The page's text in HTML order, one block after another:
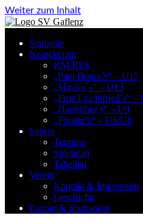
Weiter zum Inhalt
Startseite
Neuigkeiten
KM/RES
„Paul Brenn´s“ – U15
„Mirako´s“ – U13
„Fritz Leichtfried´s“ –
„Harreither´s“ – U9
„Forster´s“ – U6/U8
Saison
Termine
Spielplan
Tabellen
Verein
Kontakt & Impressum
Geschichte
Partner & Sponsoren